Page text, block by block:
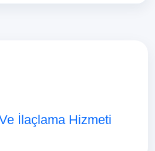
İlaçlama Hizmeti